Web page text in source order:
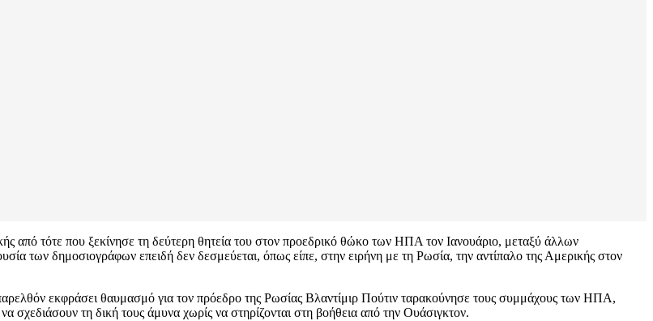
από τότε που ξεκίνησε τη δεύτερη θητεία του στον προεδρικό θώκο των ΗΠΑ τον Ιανουάριο, μεταξύ άλλων
των δημοσιογράφων επειδή δεν δεσμεύεται, όπως είπε, στην ειρήνη με τη Ρωσία, την αντίπαλο της Αμερικής στον
εκφράσει θαυμασμό για τον πρόεδρο της Ρωσίας Βλαντίμιρ Πούτιν ταρακούνησε τους συμμάχους των ΗΠΑ,
τη δική τους άμυνα χωρίς να στηρίζονται στη βοήθεια από την Ουάσιγκτον.